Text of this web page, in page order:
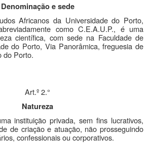
Denominação e sede
Africanos da Universidade do Porto,
como C.E.A.U.P., é uma
científica, com sede na Faculdade de
do Porto, Via Panorâmica, freguesia de
do Porto.
Art.º 2.°
Natureza
instituição privada, sem fins lucrativos,
de criação e atuação, não prosseguindo
confessionais ou corporativos.